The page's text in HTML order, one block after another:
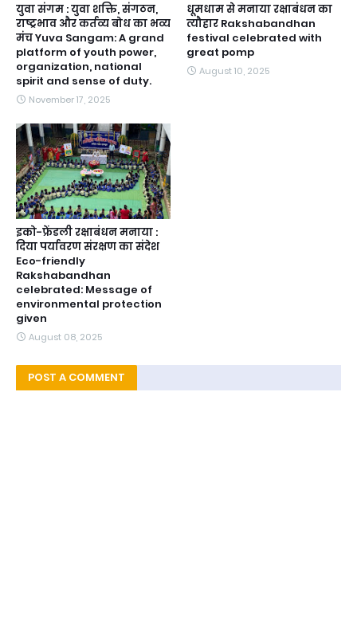
युवा संगम : युवा शक्ति, संगठन,
राष्ट्रभाव और कर्तव्य बोध का भव्य
मंच Yuva Sangam: A grand
platform of youth power,
organization, national
spirit and sense of duty.
November 17, 2025
धूमधाम से मनाया रक्षाबंधन का
त्यौहार Rakshabandhan
festival celebrated with
great pomp
August 10, 2025
इको-फ्रेंडली रक्षाबंधन मनाया :
दिया पर्यावरण संरक्षण का संदेश
Eco-friendly
Rakshabandhan
celebrated: Message of
environmental protection
given
August 08, 2025
POST A COMMENT